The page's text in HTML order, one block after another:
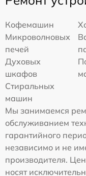
Кофемашин
Микроволновых
печей
Духовых
шкафов
Стиральных
машин
Мы занимаемся
обслуживанием
гарантийного
независимо и не
производителя.
носят